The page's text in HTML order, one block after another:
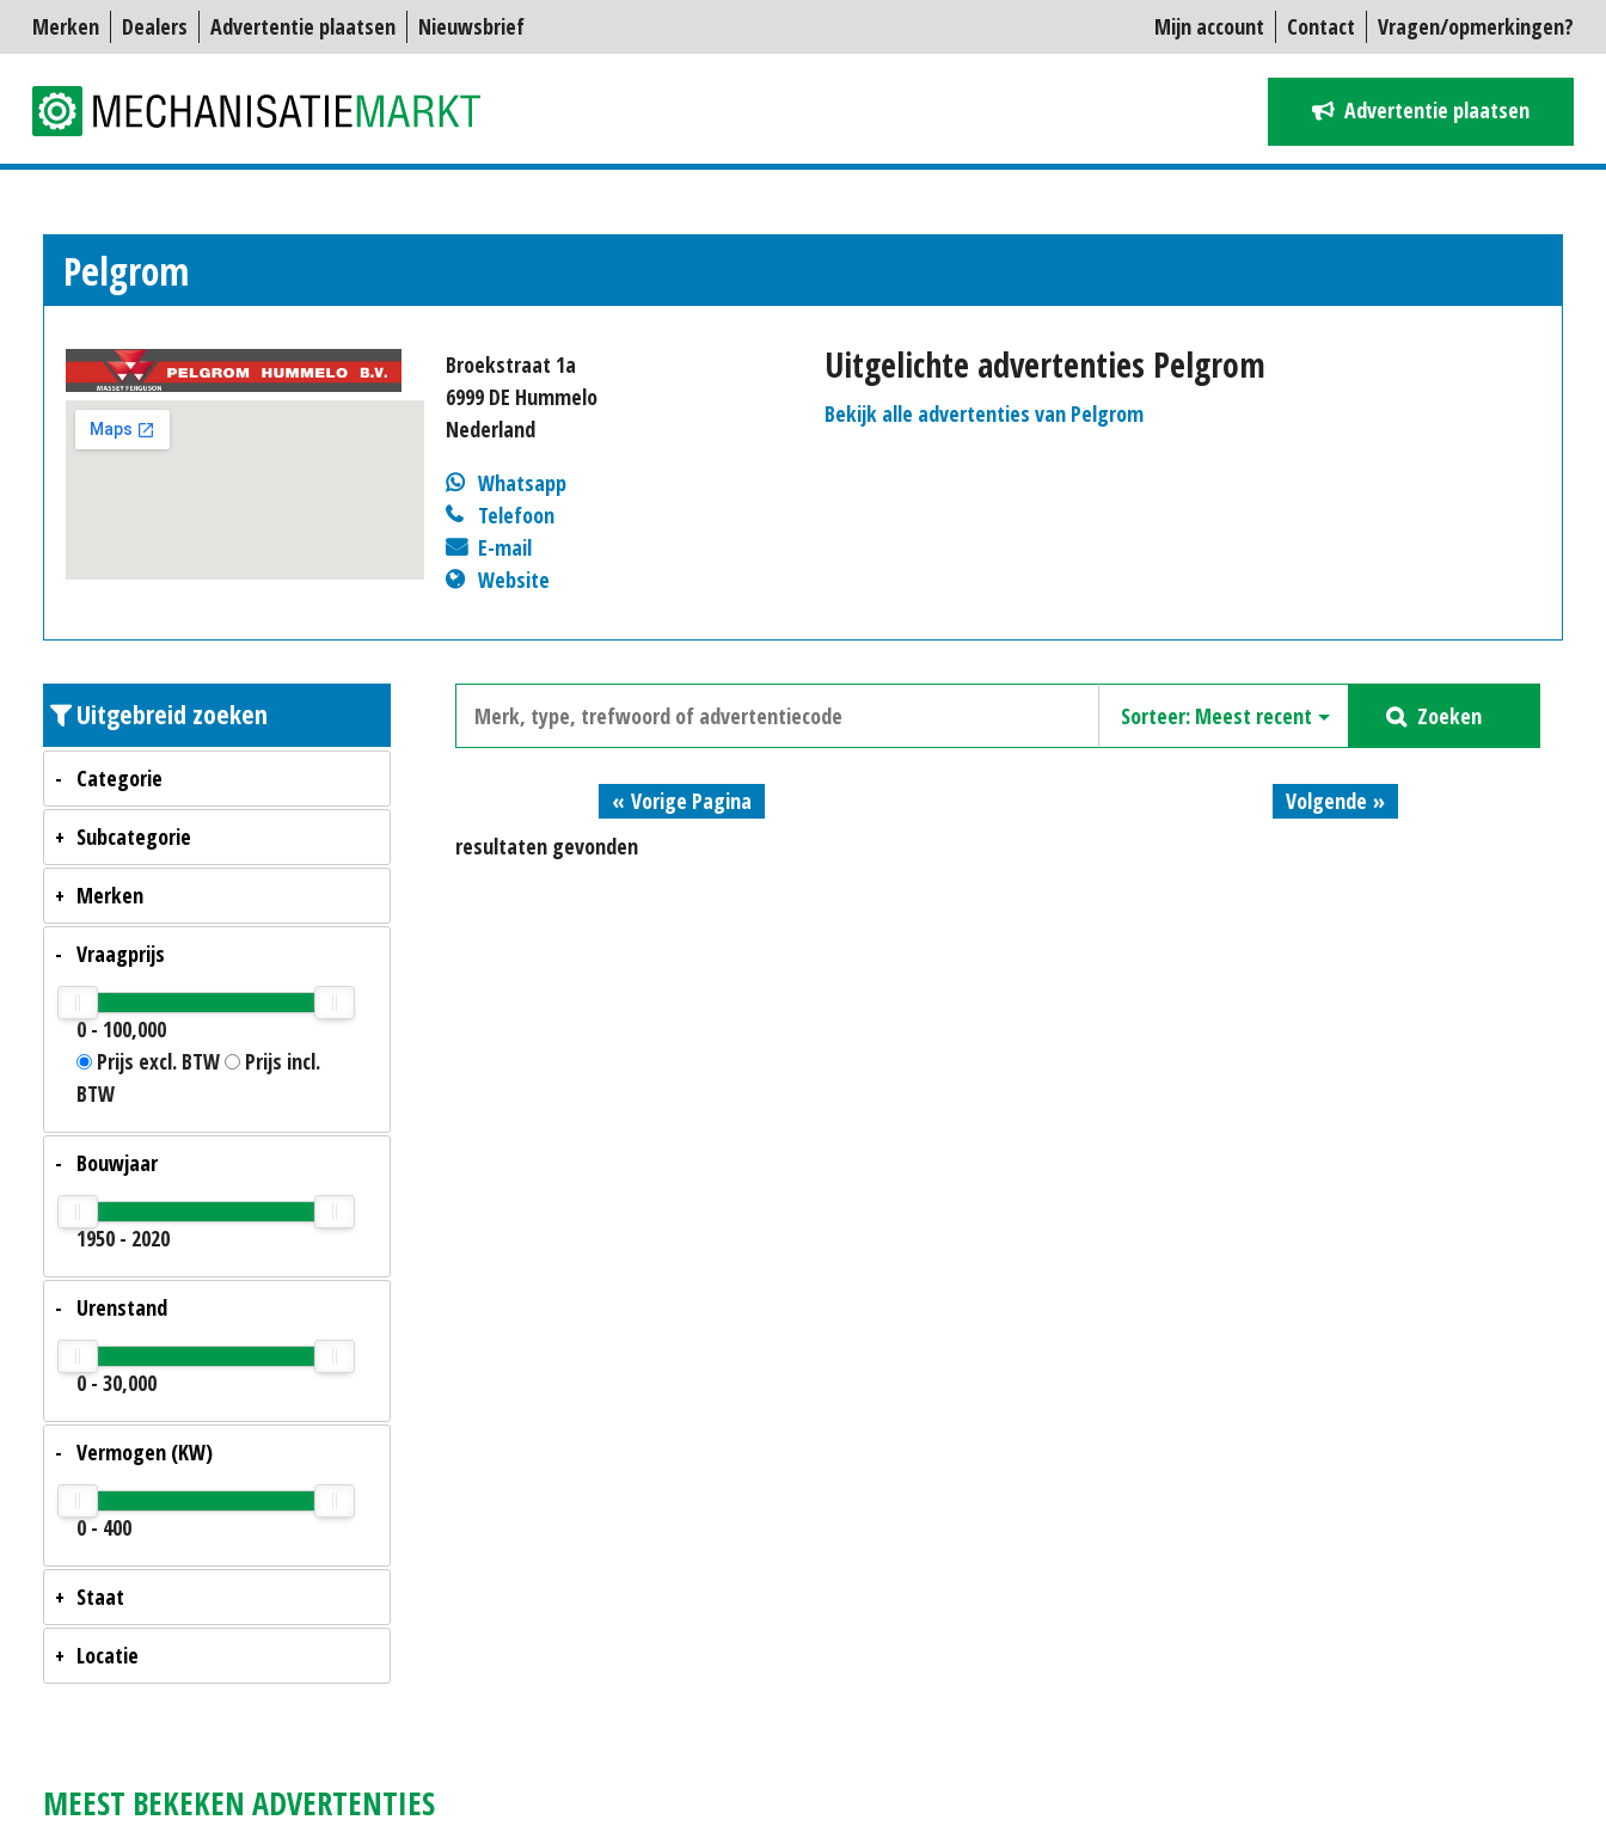
Mijn account Contact Vragen/opmerkingen?
Merken Dealers Advertentie plaatsen Nieuwsbrief
Advertentie plaatsen
Pelgrom
Broekstraat 1a
6999 DE Hummelo
Nederland
Whatsapp
Telefoon
E-mail
Website
Uitgelichte advertenties Pelgrom
Bekijk alle advertenties van Pelgrom
Uitgebreid zoeken
Categorie
Subcategorie
Merken
Vraagprijs
0- 100,000
Prijs excl. BTW
Prijs incl.
BTW
Bouwjaar
1950 - 2020
Urenstand
0- 30,000
Vermogen (KW)
0- 400
Staat
Locatie
Zoeken
« Vorige Pagina
Volgende »
resultaten gevonden
MEEST BEKEKEN ADVERTENTIES